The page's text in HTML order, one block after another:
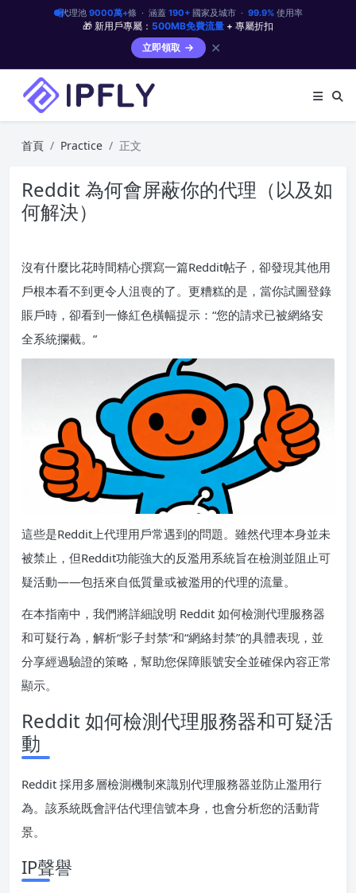
代理池 9000萬+條 · 涵蓋 190+國家及城市 · 99.9%使用率
🎁 新用戶專屬： 500MB免費流量 + 專屬折扣
立即領取
✕
首頁 Practice 正文
Reddit 為何會屏蔽你的代理（以及如
何解決）
沒有什麼比花時間精心撰寫一篇Reddit帖子，卻發現其他用
戶根本看不到更令人沮喪的了。更糟糕的是，當你試圖登錄
賬戶時，卻看到一條紅色橫幅提示：“您的請求已被網絡安
全系統攔截。”
這些是Reddit上代理用戶常遇到的問題。雖然代理本身並未
被禁止，但Reddit功能強大的反濫用系統旨在檢測並阻止可
疑活動——包括來自低質量或被濫用的代理的流量。
在本指南中，我們將詳細說明 Reddit 如何檢測代理服務器
和可疑行為，解析“影子封禁”和“網絡封禁”的具體表現，並
分享經過驗證的策略，幫助您保障賬號安全並確保內容正常
顯示。
Reddit 如何檢測代理服務器和可疑活
動
Reddit 採用多層檢測機制來識別代理服務器並防止濫用行
為。該系統既會評估代理信號本身，也會分析您的活動背
景。
IP聲譽